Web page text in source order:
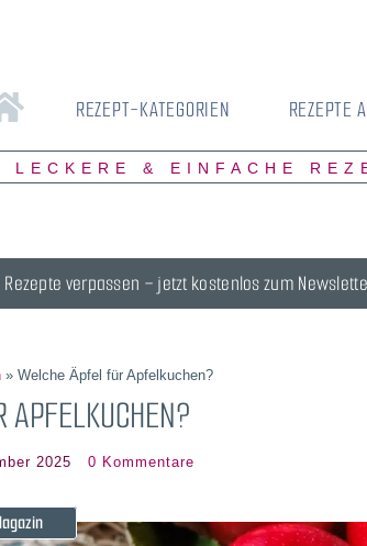
REZEPT-KATEGORIEN REZEPTE
LECKERE & EINFACHE
verpassen – jetzt kostenlos zum
» Welche Äpfel für Apfelkuchen?
APFELKUCHEN?
2025 0 Kommentare